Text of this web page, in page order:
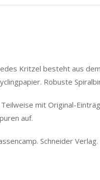
Kritzel besteht aus
Robuste
mit Original-
auf.
Schneider Verlag.